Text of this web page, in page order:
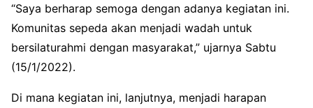
“Saya berharap semoga dengan adanya kegiatan ini.
Komunitas sepeda akan menjadi wadah untuk
bersilaturahmi dengan masyarakat,” ujarnya Sabtu
(15/1/2022).
Di mana kegiatan ini, lanjutnya, menjadi harapan